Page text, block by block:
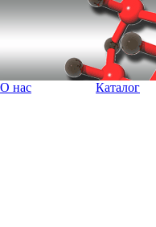
О нас Каталог